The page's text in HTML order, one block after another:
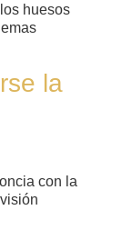
huesos
la
con la